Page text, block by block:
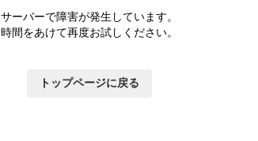
サーバーで障害が発生しています。
時間をあけて再度お試しください。
トップページに戻る